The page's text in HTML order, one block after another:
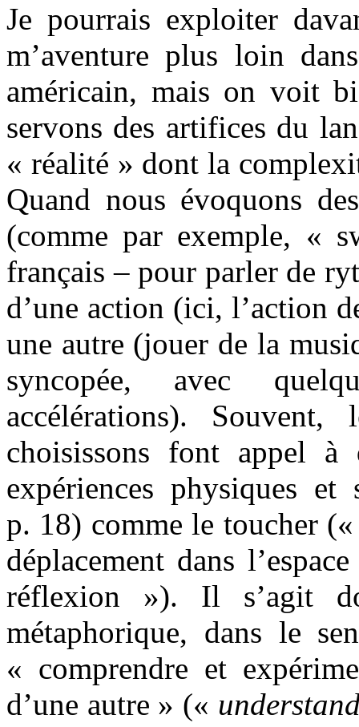
Je pourrais exploiter
m’aventure plus loin
américain, mais on voit
servons des artifices du
« réalité » dont la
Quand nous évoquons
(comme par exemple, «
français – pour parler de
d’une action (ici, l’action
une autre (jouer de la
syncopée, avec
accélérations). Souvent,
choisissons font appel à
expériences physiques
p. 18) comme le toucher
déplacement dans
réflexion »). Il s’agit
métaphorique, dans le
« comprendre et
d’une autre » («